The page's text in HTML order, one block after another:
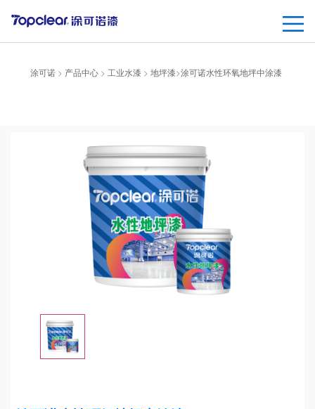
涂可诺 > 产品中心 > 工业水漆 > 地坪漆>涂可诺水性环氧地坪中涂漆